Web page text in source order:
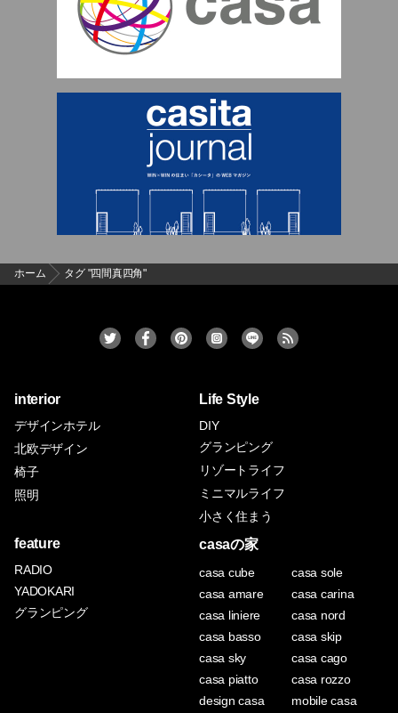
ホーム タグ "四間真四角"
interior
デザインホテル
北欧デザイン
椅子
照明
Life Style
DIY
グランピング
リゾートライフ
ミニマルライフ
小さく住まう
feature
RADIO
YADOKARI
グランピング
casaの家
casa cube
casa sole
casa amare
casa carina
casa liniere
casa nord
casa basso
casa skip
casa sky
casa cago
casa piatto
casa rozzo
design casa
mobile casa